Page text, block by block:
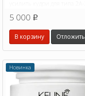
придает блеск.
5 000 p
В корзину Отложить
Новинка